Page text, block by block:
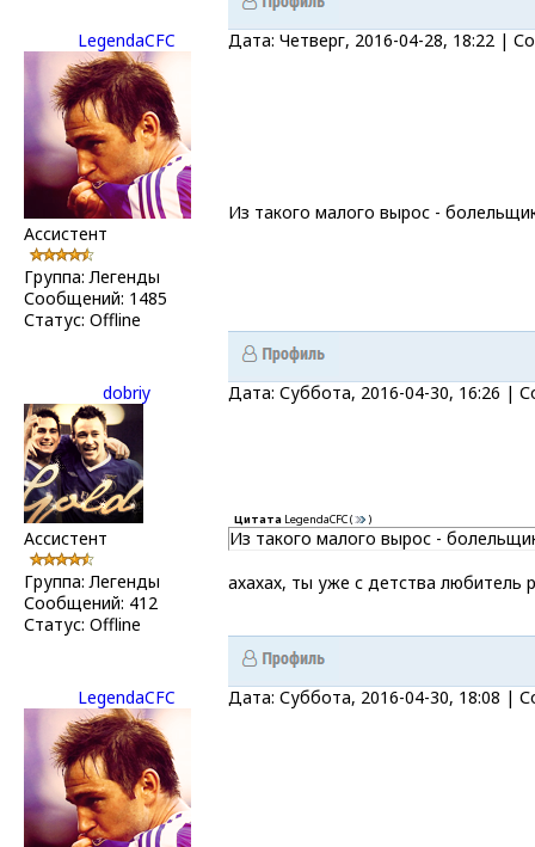
LegendaCFC Дата: Четверг, 2016-04-28, 18:22 |
Ассистент
Группа: Легенды
Сообщений: 1485
Статус: Offline
Из такого малого вырос -
dobriy Дата: Суббота, 2016-04-30, 16:26 |
Ассистент
Группа: Легенды
Сообщений: 412
Статус: Offline
Цитата LegendaCFC( )
Из такого малого вырос -
ахахах, ты уже с детства любитель
LegendaCFC Дата: Суббота, 2016-04-30, 18:08 |